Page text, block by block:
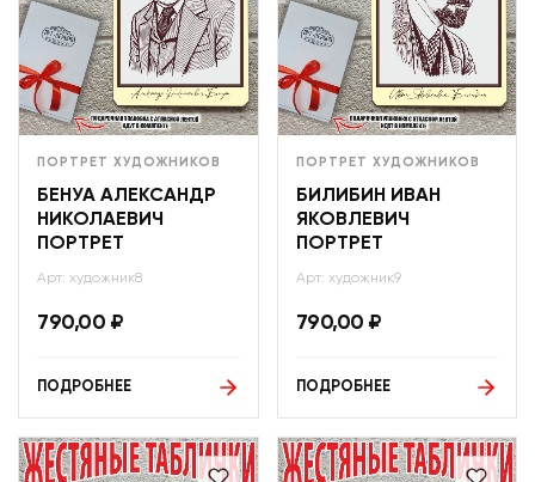
ПОРТРЕТ ХУДОЖНИКОВ
БЕНУА АЛЕКСАНДР
НИКОЛАЕВИЧ
ПОРТРЕТ
Арт: художник8
790,00 ₽
ПОДРОБНЕЕ
ПОРТРЕТ ХУДОЖНИКОВ
БИЛИБИН ИВАН
ЯКОВЛЕВИЧ
ПОРТРЕТ
Арт: художник9
790,00 ₽
ПОДРОБНЕЕ